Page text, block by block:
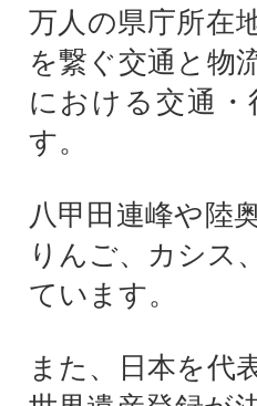
万人の県庁所在
を繋ぐ交通と物
における交通
す。
八甲田連峰や陸
りんご、カシス
ています。
また、日本を代